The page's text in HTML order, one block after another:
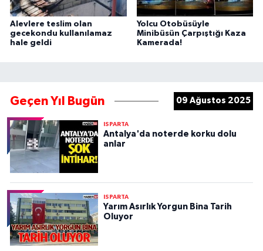
Alevlere teslim olan
gecekondu kullanılamaz
hale geldi
Yolcu Otobüsüyle
Minibüsün Çarpıştığı Kaza
Kamerada!
Geçen Yıl Bugün 09 Ağustos 2025
ISPARTA
Antalya'da noterde korku dolu
anlar
ISPARTA
Yarım Asırlık Yorgun Bina Tarih
Oluyor